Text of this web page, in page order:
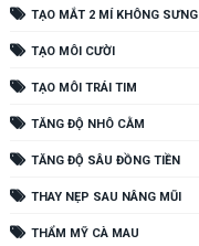
TẠO MẮT 2 MÍ KHÔNG SƯNG
TẠO MÔI CƯỜI
TẠO MÔI TRÁI TIM
TĂNG ĐỘ NHÔ CẰM
TĂNG ĐỘ SÂU ĐỒNG TIỀN
THAY NẸP SAU NÂNG MŨI
THẨM MỸ CÀ MAU